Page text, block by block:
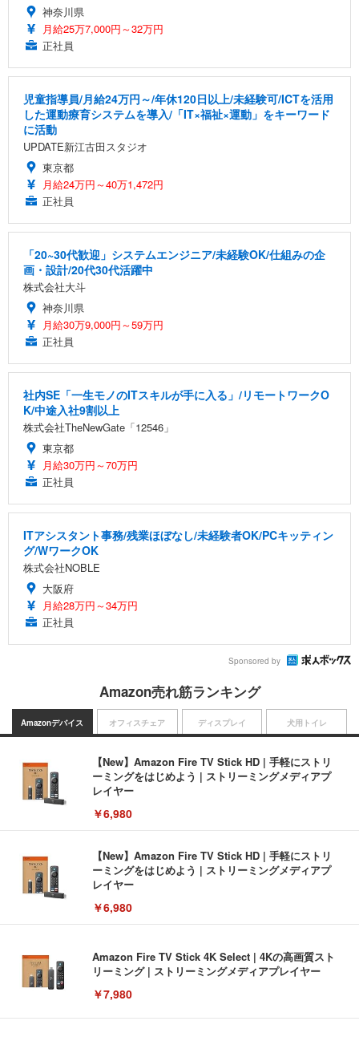
神奈川県
月給25万7,000円～32万円
正社員
児童指導員/月給24万円～/年休120日以上/未経験可/ICTを活用
した運動療育システムを導入/「IT×福祉×運動」をキーワード
に活動
UPDATE新江古田スタジオ
東京都
月給24万円～40万1,472円
正社員
「20~30代歓迎」システムエンジニア/未経験OK/仕組みの企
画・設計/20代30代活躍中
株式会社大斗
神奈川県
月給30万9,000円～59万円
正社員
社内SE「一生モノのITスキルが手に入る」/リモートワークO
K/中途入社9割以上
株式会社TheNewGate「12546」
東京都
月給30万円～70万円
正社員
ITアシスタント事務/残業ほぼなし/未経験者OK/PCキッティン
グ/WワークOK
株式会社NOBLE
大阪府
月給28万円～34万円
正社員
Sponsored by
Amazon売れ筋ランキング
Amazonデバイス
【New】Amazon Fire TV Stick HD | 手軽にストリ
ーミングをはじめよう | ストリーミングメディアプ
レイヤー
￥6,980
【New】Amazon Fire TV Stick HD | 手軽にストリ
ーミングをはじめよう | ストリーミングメディアプ
レイヤー
￥6,980
Amazon Fire TV Stick 4K Select | 4Kの高画質スト
リーミング | ストリーミングメディアプレイヤー
￥7,980
オフィスチェア ディスプレイ 犬用トイレ